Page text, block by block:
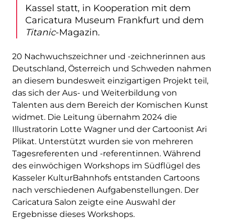
Kassel statt, in Kooperation mit dem
Caricatura Museum Frankfurt und dem
Titanic-Magazin.
20 Nachwuchszeichner und -zeichnerinnen aus
Deutschland, Österreich und Schweden nahmen
an diesem bundesweit einzigartigen Projekt teil,
das sich der Aus- und Weiterbildung von
Talenten aus dem Bereich der Komischen Kunst
widmet. Die Leitung übernahm 2024 die
Illustratorin Lotte Wagner und der Cartoonist Ari
Plikat. Unterstützt wurden sie von mehreren
Tagesreferenten und -referentinnen. Während
des einwöchigen Workshops im Südflügel des
Kasseler KulturBahnhofs entstanden Cartoons
nach verschiedenen Aufgabenstellungen. Der
Caricatura Salon zeigte eine Auswahl der
Ergebnisse dieses Workshops.